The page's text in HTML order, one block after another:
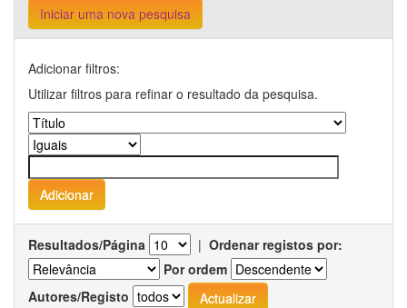
Iniciar uma nova pesquisa
Adicionar filtros:
Utilizar filtros para refinar o resultado da pesquisa.
Resultados/Página | Ordenar registos por:
Por ordem
Autores/Registo